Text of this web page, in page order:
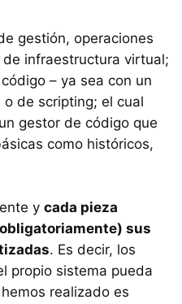
gestión, operaciones
infraestructura virtual;
– ya sea con un
de scripting; el cual
gestor de código que
como históricos,
y cada pieza
sus
. Es decir, los
propio sistema pueda
realizado es